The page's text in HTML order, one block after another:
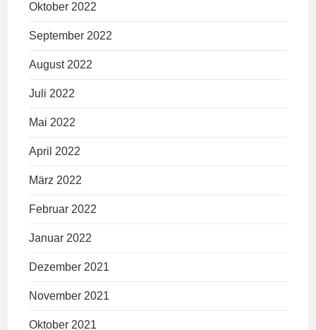
Oktober 2022
September 2022
August 2022
Juli 2022
Mai 2022
April 2022
März 2022
Februar 2022
Januar 2022
Dezember 2021
November 2021
Oktober 2021